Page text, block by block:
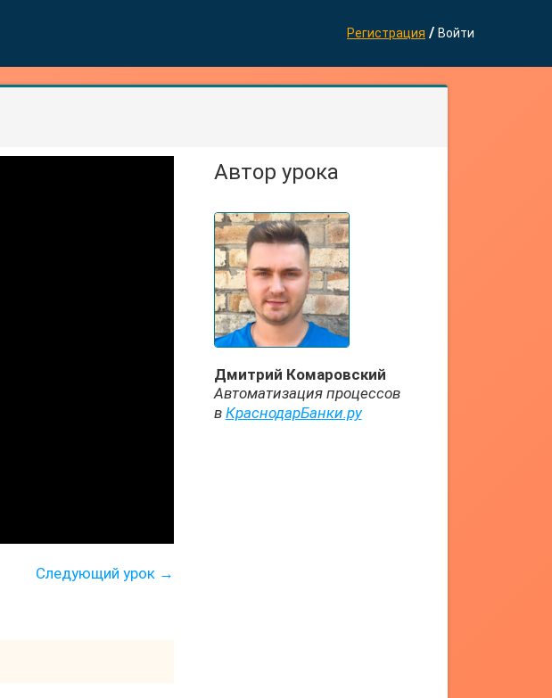
Регистрация / Войти
Следующий урок →
Автор урока
Дмитрий Комаровский
Автоматизация процессов
в КраснодарБанки.ру